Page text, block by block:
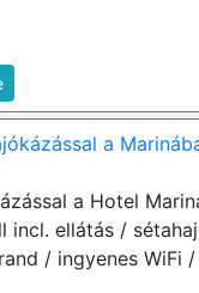
a
a Hotel
ellátás /
/ ingyenes WiFi /